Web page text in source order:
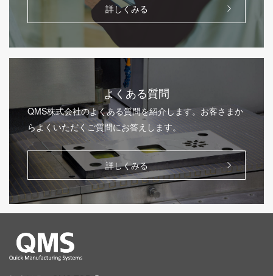
詳しくみる
よくある質問
QMS株式会社のよくある質問を紹介します。お客さまか
らよくいただくご質問にお答えします。
詳しくみる